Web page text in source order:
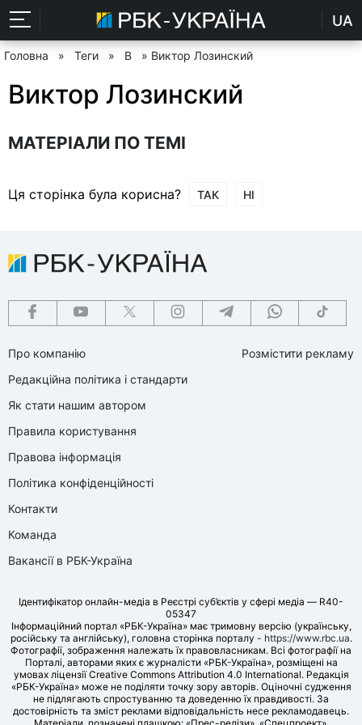
UA
Головна » Теги » В » Виктор Лозинский
Виктор Лозинский
МАТЕРІАЛИ ПО ТЕМІ
Ця сторінка була корисна? ТАК НІ
Про компанію
Редакційна політика і стандарти
Як стати нашим автором
Правила користування
Правова інформація
Політика конфіденційності
Контакти
Команда
Вакансії в РБК-Україна
Розмістити рекламу
Ідентифікатор онлайн-медіа в Реєстрі суб’єктів у сфері медіа — R40-
05347
Інформаційний портал «РБК-Україна» має тримовну версію (українську,
російську та англійську), головна сторінка порталу - https://www.rbc.ua.
Фотографії, зображення належать їх правовласникам. Всі фотографії на
Порталі, авторами яких є журналісти «РБК-Україна», розміщені на
умовах ліцензії Creative Commons Attribution 4.0 International. Редакція
«РБК-Україна» може не поділяти точку зору авторів. Оціночні судження
не підлягають спростуванню та доведенню їх правдивості. За
достовірність та зміст реклами відповідальність несе рекламодавець.